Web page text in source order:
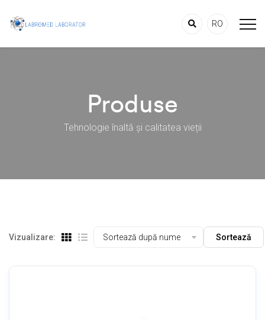
RO
Produse
Tehnologie înaltă și calitatea vieții
Vizualizare: Sortează după nume Sortează